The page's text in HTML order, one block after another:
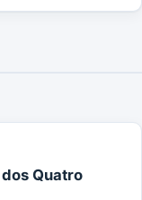
Quatro